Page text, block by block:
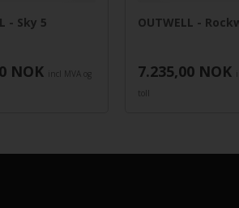
- Sky 5
NOK
incl MVA og
OUTWELL -
7.235,00 NOK
toll